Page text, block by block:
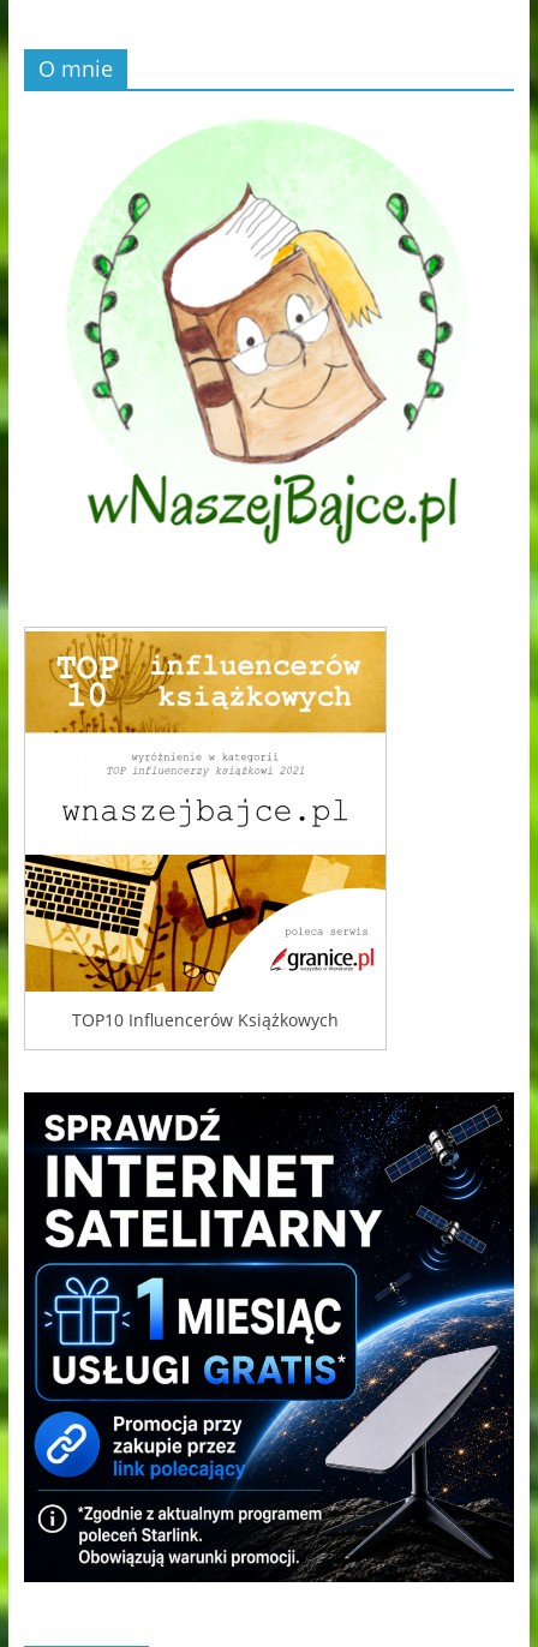
O mnie
TOP10 Influencerów Książkowych